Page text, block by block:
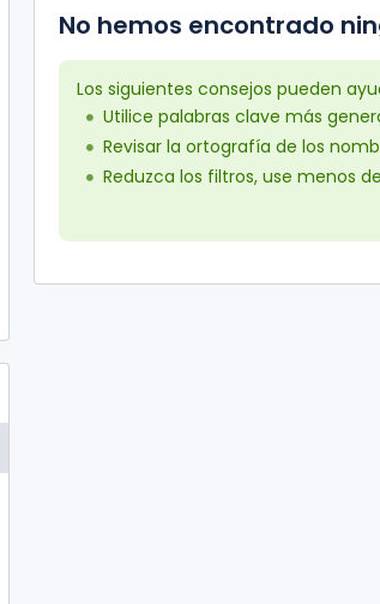
No hemos encontrado
Los siguientes consejos pueden
Utilice palabras clave más
Revisar la ortografía de los
Reduzca los filtros, use menos